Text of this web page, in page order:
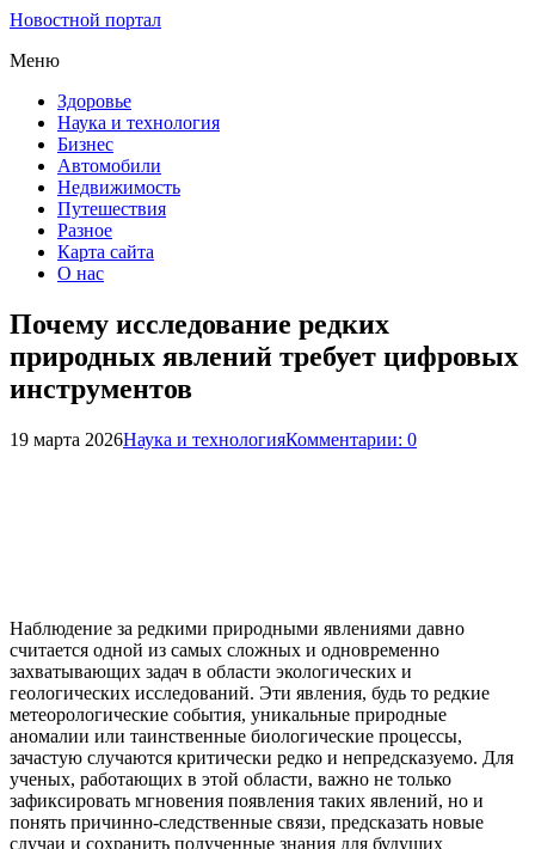
Новостной портал
Меню
Здоровье
Наука и технология
Бизнес
Автомобили
Недвижимость
Путешествия
Разное
Карта сайта
О нас
Почему исследование редких
природных явлений требует цифровых
инструментов
19 марта 2026Наука и технологияКомментарии: 0
Наблюдение за редкими природными явлениями давно
считается одной из самых сложных и одновременно
захватывающих задач в области экологических и
геологических исследований. Эти явления, будь то редкие
метеорологические события, уникальные природные
аномалии или таинственные биологические процессы,
зачастую случаются критически редко и непредсказуемо. Для
ученых, работающих в этой области, важно не только
зафиксировать мгновения появления таких явлений, но и
понять причинно-следственные связи, предсказать новые
случаи и сохранить полученные знания для будущих